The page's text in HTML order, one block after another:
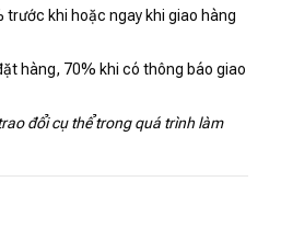
trước khi hoặc ngay khi giao hàng
hàng, 70% khi có thông báo giao
đổi cụ thể trong quá trình làm